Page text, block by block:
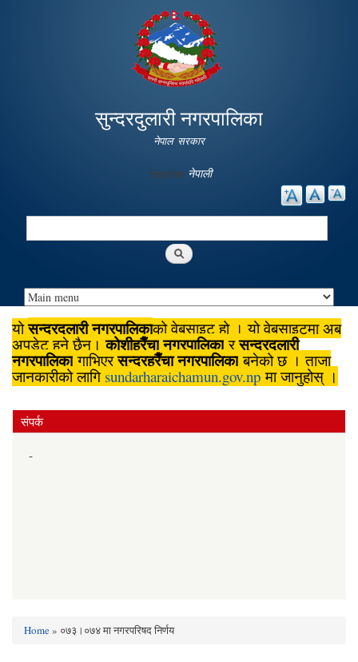
main
content
सुन्दरदुलारी नगरपालिका
नेपाल सरकार
English नेपाली
Search
योसुन्दरदुलारी नगरपालिकाको वेबसाइट हो । यो वेबसाइटमा अब
अपडेट हुने छैन।कोशीहरैँचानगरपालिका रसुन्दरदुलारी
नगरपालिका गाभिएरसुन्दरहरैँचानगरपालिका बनेको छ । ताजा
जानकारीको लागि sundarharaichamun.gov.np मा जानुहोस् ।
संपर्क
-
Home» ०७३।०७४ मा नगरपरिषद निर्णय